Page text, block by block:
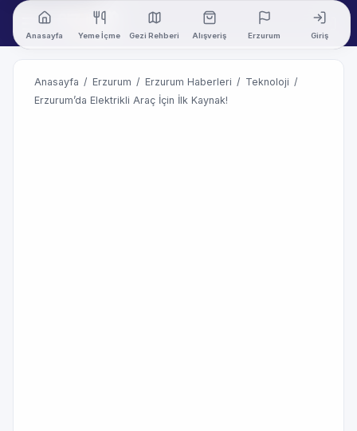
Anasayfa Yeme İçme Gezi Rehberi Alışveriş Erzurum Giriş
Anasayfa / Erzurum / Erzurum Haberleri / Teknoloji /
Erzurum’da Elektrikli Araç İçin İlk Kaynak!